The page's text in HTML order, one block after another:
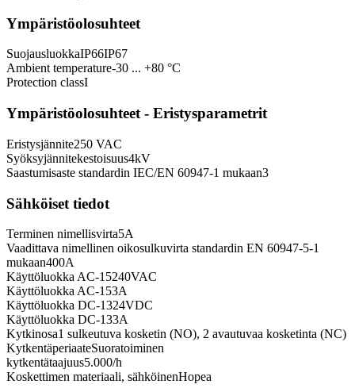
Ympäristöolosuhteet
SuojausluokkaIP66IP67
Ambient temperature-30 ... +80 °C
Protection classI
Ympäristöolosuhteet - Eristysparametrit
Eristysjännite250 VAC
Syöksyjännitekestoisuus4kV
Saastumisaste standardin IEC/EN 60947-1 mukaan3
Sähköiset tiedot
Terminen nimellisvirta5A
Vaadittava nimellinen oikosulkuvirta standardin EN 60947-5-1
mukaan400A
Käyttöluokka AC-15240VAC
Käyttöluokka AC-153A
Käyttöluokka DC-1324VDC
Käyttöluokka DC-133A
Kytkinosa1 sulkeutuva kosketin (NO), 2 avautuvaa kosketinta (NC)
KytkentäperiaateSuoratoiminen
kytkentätaajuus5.000/h
Koskettimen materiaali, sähköinenHopea